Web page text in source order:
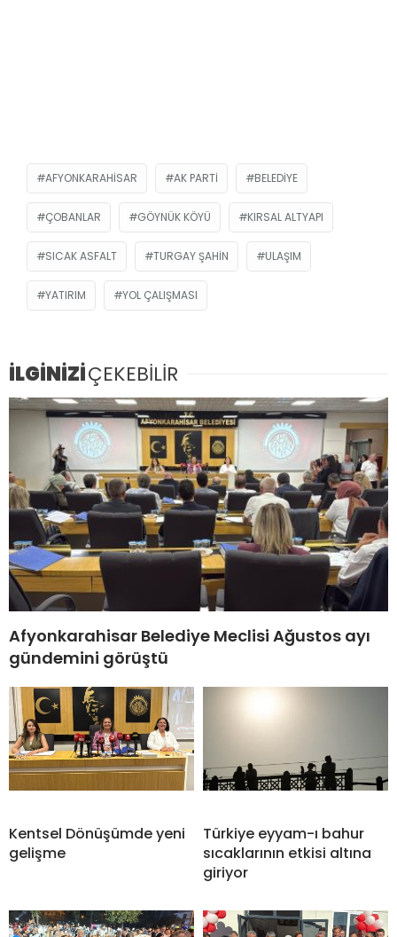
AFYONKARAHISAR AK PARTI BELEDIYE
ÇOBANLAR GÖYNÜK KÖYÜ KIRSAL ALTYAPI
SICAK ASFALT TURGAY ŞAHIN ULAŞIM
YATIRIM YOL ÇALIŞMASI
İLGİNİZİÇEKEBİLİR
Afyonkarahisar Belediye Meclisi Ağustos ayı
gündemini görüştü
Kentsel Dönüşümde yeni
gelişme
Türkiye eyyam-ı bahur
sıcaklarının etkisi altına
giriyor